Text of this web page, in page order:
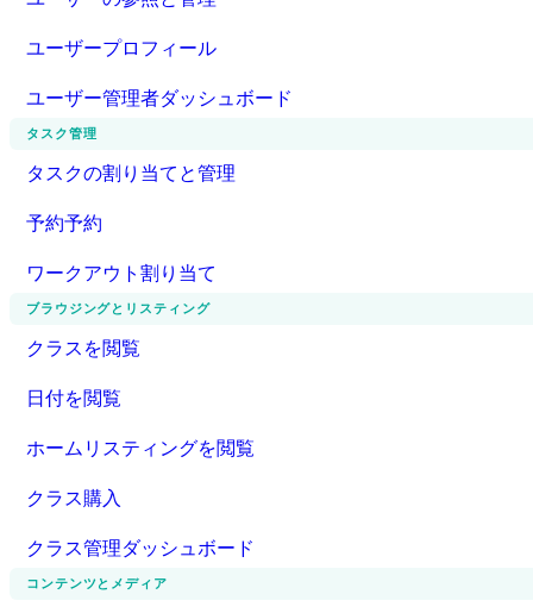
ユーザープロフィール
ユーザー管理者ダッシュボード
タスク管理
タスクの割り当てと管理
予約予約
ワークアウト割り当て
ブラウジングとリスティング
クラスを閲覧
日付を閲覧
ホームリスティングを閲覧
クラス購入
クラス管理ダッシュボード
コンテンツとメディア